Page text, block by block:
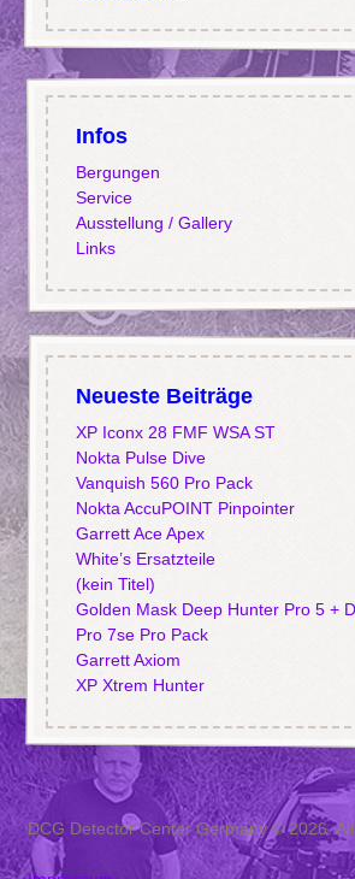
Infos
Bergungen
Service
Ausstellung / Gallery
Links
Neueste Beiträge
XP Iconx 28 FMF WSA ST
Nokta Pulse Dive
Vanquish 560 Pro Pack
Nokta AccuPOINT Pinpointer
Garrett Ace Apex
White’s Ersatzteile
(kein Titel)
Golden Mask Deep Hunter Pro 5 +
Pro 7se Pro Pack
Garrett Axiom
XP Xtrem Hunter
DCG Detector Center Germany © 2026.